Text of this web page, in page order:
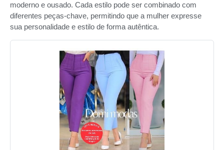
moderno e ousado. Cada estilo pode ser combinado com
diferentes peças-chave, permitindo que a mulher expresse
sua personalidade e estilo de forma autêntica.